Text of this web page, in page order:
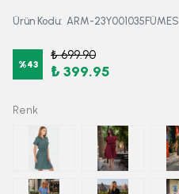
Ürün Kodu: ARM-23Y001035FÜMES
%43
₺ 699.90
₺ 399.95
Renk